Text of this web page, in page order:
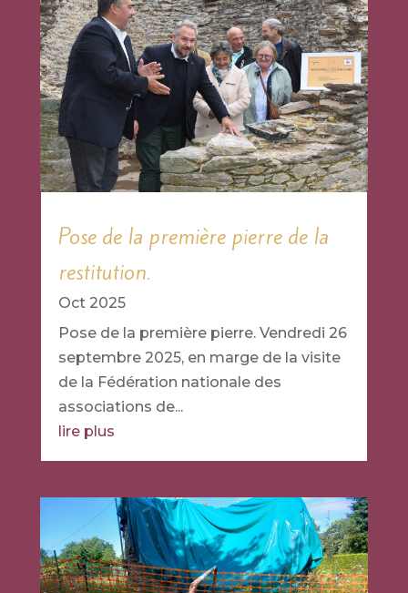
Pose de la première pierre de la
restitution.
Oct 2025
Pose de la première pierre. Vendredi 26
septembre 2025, en marge de la visite
de la Fédération nationale des
associations de...
lire plus